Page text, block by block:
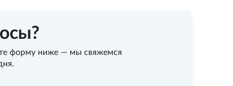
форму ниже — мы свяжемся